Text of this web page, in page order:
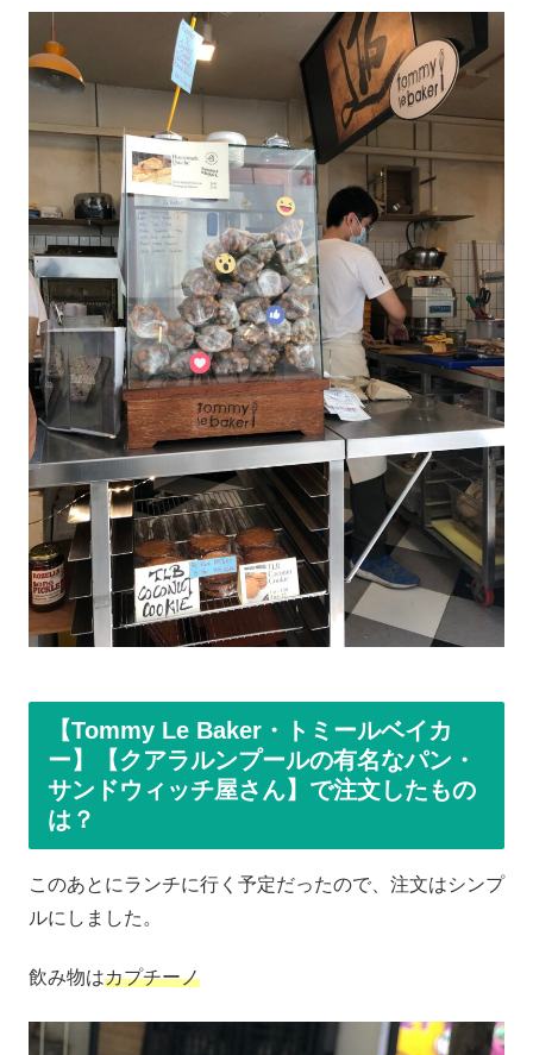
【Tommy Le Baker・トミールベイカ
ー】【クアラルンプールの有名なパン・
サンドウィッチ屋さん】で注文したもの
は？
このあとにランチに行く予定だったので、注文はシンプ
ルにしました。
飲み物はカプチーノ